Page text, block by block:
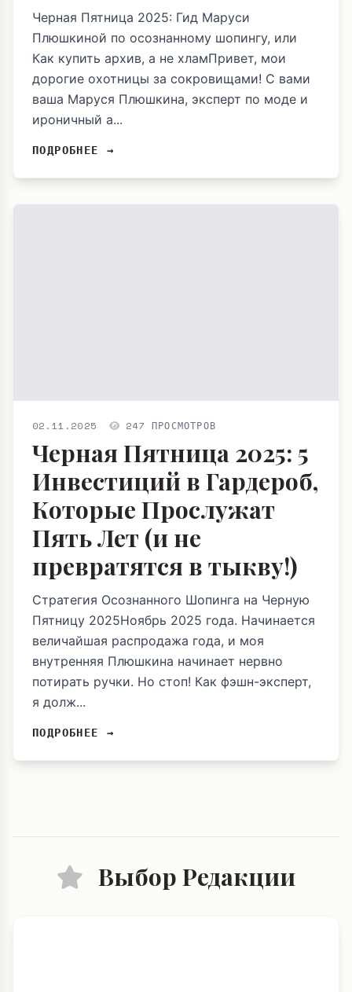
Черная Пятница 2025: Гид Маруси
Плюшкиной по осознанному шопингу, или
Как купить архив, а не хламПривет, мои
дорогие охотницы за сокровищами! С вами
ваша Маруся Плюшкина, эксперт по моде и
ироничный а...
ПОДРОБНЕЕ →
02.11.2025 247 ПРОСМОТРОВ
Черная Пятница 2025: 5
Инвестиций в Гардероб,
Которые Прослужат
Пять Лет (и не
превратятся в тыкву!)
Стратегия Осознанного Шопинга на Черную
Пятницу 2025Ноябрь 2025 года. Начинается
величайшая распродажа года, и моя
внутренняя Плюшкина начинает нервно
потирать ручки. Но стоп! Как фэшн-эксперт,
я долж...
ПОДРОБНЕЕ →
Выбор Редакции